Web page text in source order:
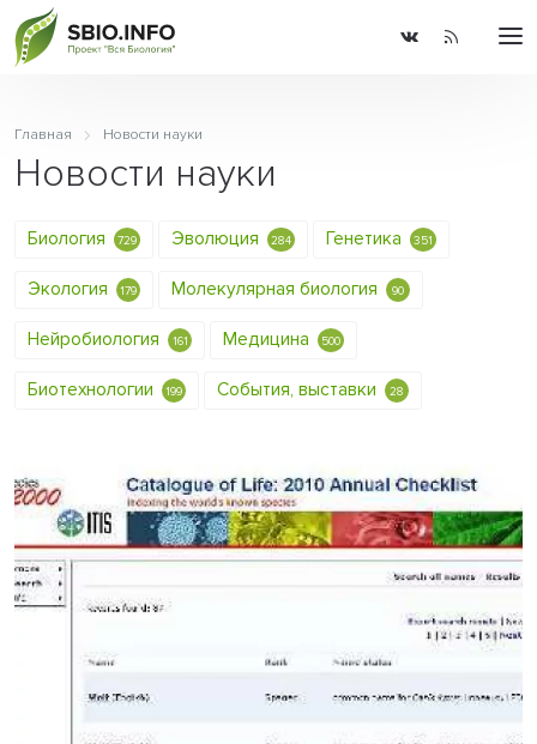
Главная Новости науки
Новости науки
Биология 729 Эволюция 284 Генетика 351
Экология 179 Молекулярная биология 90
Нейробиология 161 Медицина 500
Биотехнологии 199 События, выставки 28